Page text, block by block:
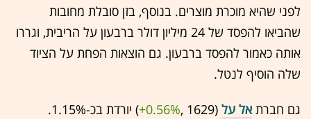
לפני שהיא מוכרת מוצרים. בנוסף, בזן סובלת מחובות
שהביאו להפסד של 24 מיליון דולר ברבעון על הריבית, וגררו
אותה כאמור להפסד ברבעון. גם הוצאות הפחת על הציוד
שלה הוסיף לנטל.
גם חברתאל על (1629 ,‎
+0.56%
‏) יורדת בכ-1.15%.